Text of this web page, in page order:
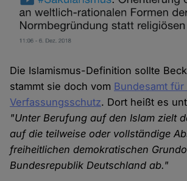
Die Islamismus-Definition sollte
stammt sie doch vom Bundesamt für
Verfassungsschutz. Dort heißt es
"Unter Berufung auf den Islam zielt
auf die teilweise oder vollständige
freiheitlichen demokratischen
Bundesrepublik Deutschland ab."